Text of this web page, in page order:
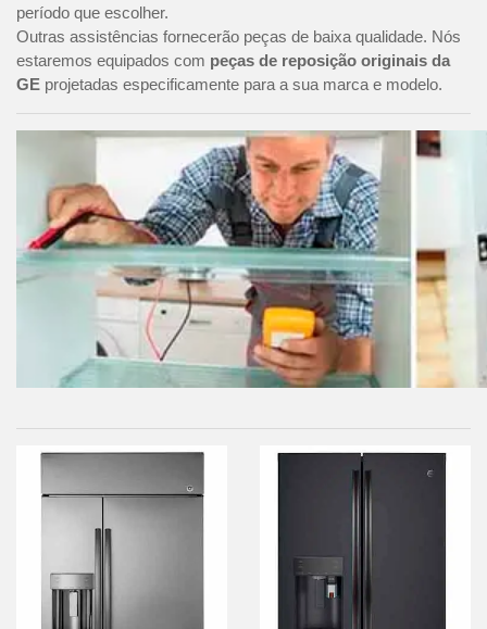
período que escolher.
Outras assistências fornecerão peças de baixa qualidade. Nós
estaremos equipados com peças de reposição originais da
GE projetadas especificamente para a sua marca e modelo.